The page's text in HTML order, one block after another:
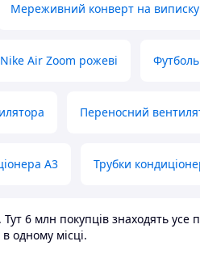
Мереживний конверт на виписку
Air Zoom рожеві
Переносний
А3 Трубки
6 млн покупців знаходять усе
одному місці.